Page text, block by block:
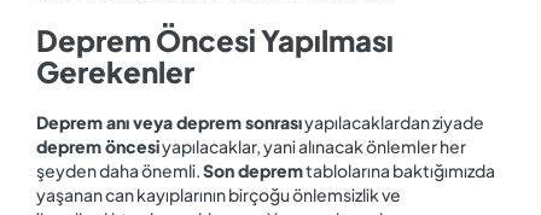
Deprem Öncesi Yapılması
Gerekenler
Deprem anı veya deprem sonrasıyapılacaklardan ziyade
deprem öncesiyapılacaklar, yani alınacak önlemler her
şeyden daha önemli.Son depremtablolarına baktığımızda
yaşanan can kayıplarının birçoğu önlemsizlik ve